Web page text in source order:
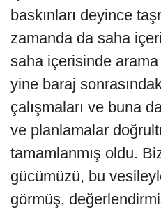
baskınları deyince
zamanda da saha
saha içerisinde arama
yine baraj
çalışmaları ve buna
ve planlamalar
tamamlanmış oldu.
gücümüzü, bu
görmüş,